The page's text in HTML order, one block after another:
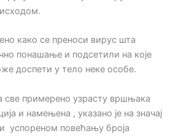
како се преноси вирус шта
понашање и подсетили на које
доспети у тело неке особе.
све примерено узрасту вршњака
и намењена , указано је на значај
успореном повећању броја